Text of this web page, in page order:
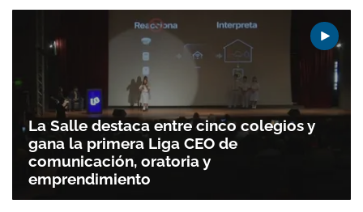
Gracias por suscribirte a nuestro boletín.
ACEPTAR
La Salle destaca entre cinco colegios y
gana la primera Liga CEO de
comunicación, oratoria y
emprendimiento